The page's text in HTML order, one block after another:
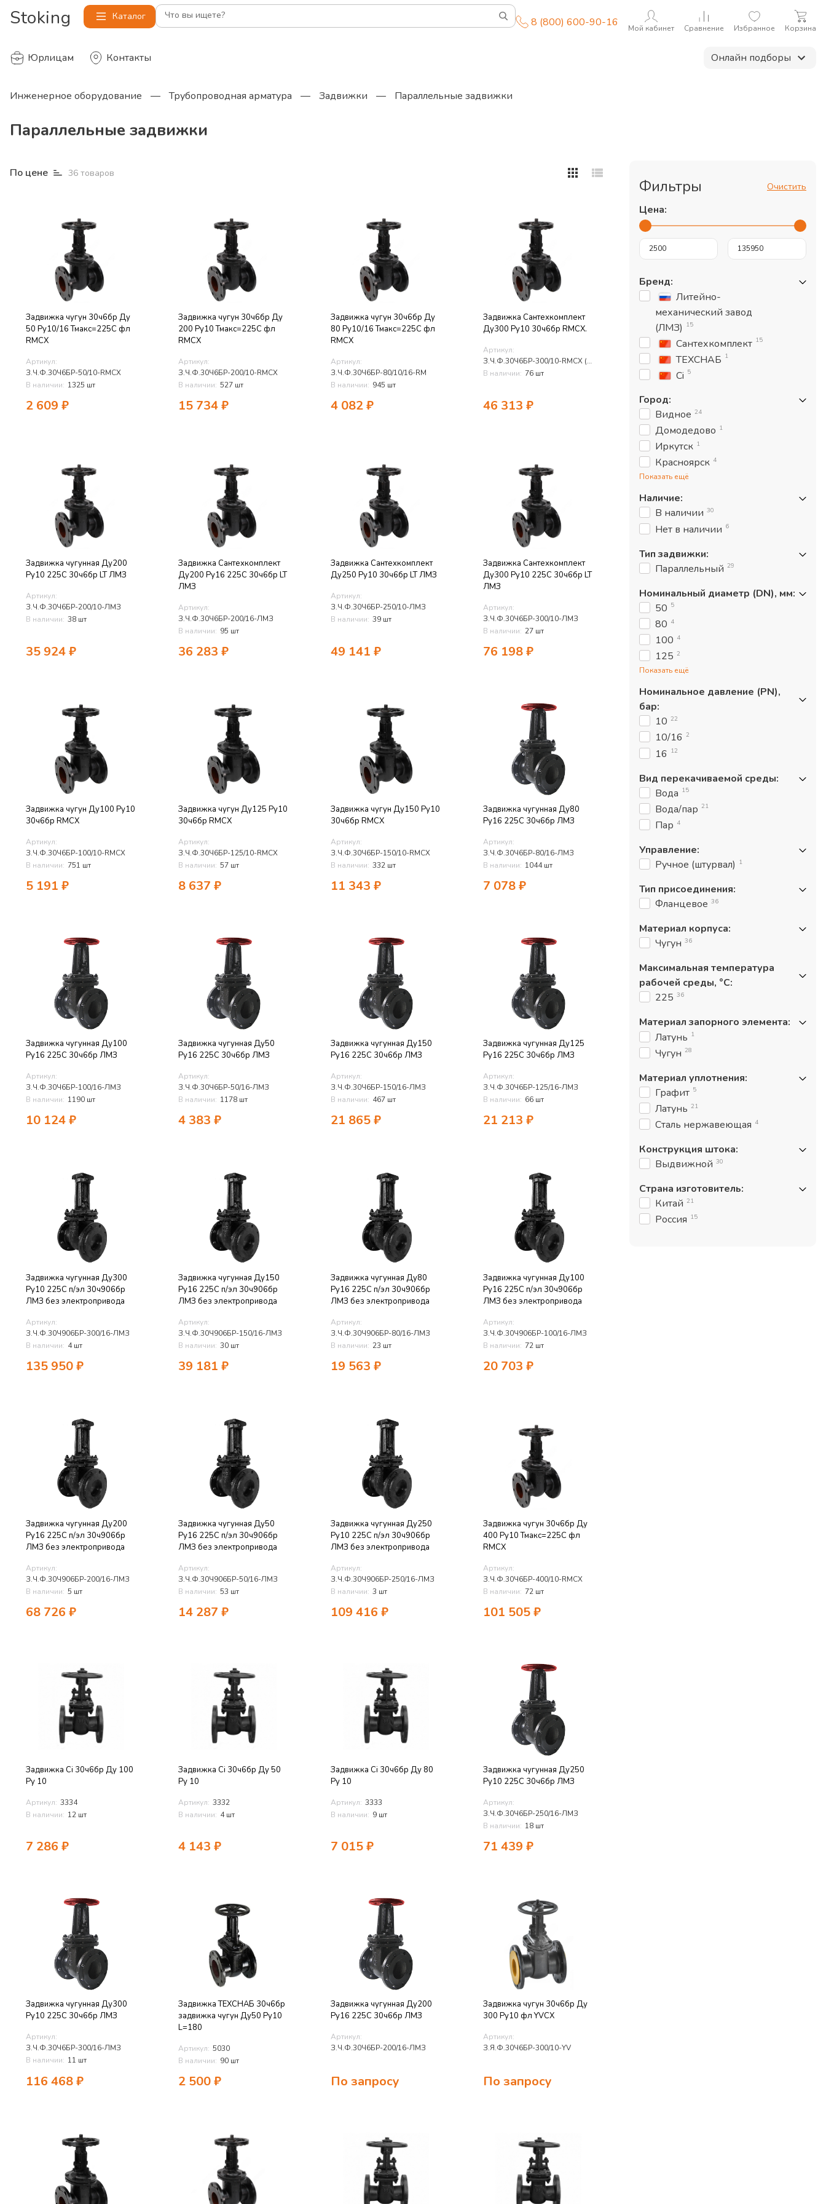
Stoking Каталог Что вы ищете? 8 (800) 600-90-16 Мой кабинет Сравнение Избранное Корзина
Юрлицам Контакты Онлайн подборы
Инженерное оборудование — Трубопроводная арматура — Задвижки — Параллельные задвижки
Параллельные задвижки
По цене 36 товаров
Задвижка чугун 30ч6бр Ду
50 Ру10/16 Тмакс=225C фл
RMCX
Артикул:
З.Ч.Ф.30Ч6БР-50/10-RMCX
В наличии: 1325 шт
2 609 ₽
Задвижка чугун 30ч6бр Ду
200 Ру10 Тмакс=225C фл
RMCX
Артикул:
З.Ч.Ф.30Ч6БР-200/10-RMCX
В наличии: 527 шт
15 734₽
Задвижка чугун 30ч6бр Ду
80 Ру10/16 Тмакс=225C фл
RMCX
Артикул:
З.Ч.Ф.30Ч6БР-80/10/16-RM
В наличии: 945 шт
4 082₽
Задвижка Сантехкомплект
Ду300 Ру10 30ч6бр RMCX.
Артикул:
З.Ч.Ф.30Ч6БР-300/10-RMCX (ОБЛЕГ)
В наличии: 76 шт
46 313 ₽
Задвижка чугунная Ду200
Ру10 225C 30ч6бр LT ЛМЗ
Артикул:
З.Ч.Ф.30Ч6БР-200/10-ЛМЗ
В наличии: 38 шт
35 924₽
Задвижка Сантехкомплект
Ду200 Ру16 225C 30ч6бр LT
ЛМЗ
Артикул:
З.Ч.Ф.30Ч6БР-200/16-ЛМЗ
В наличии: 95 шт
36 283 ₽
Задвижка Сантехкомплект
Ду250 Ру10 30ч6бр LT ЛМЗ
Артикул:
З.Ч.Ф.30Ч6БР-250/10-ЛМЗ
В наличии: 39 шт
49 141 ₽
Задвижка Сантехкомплект
Ду300 Ру10 225C 30ч6бр LT
ЛМЗ
Артикул:
З.Ч.Ф.30Ч6БР-300/10-ЛМЗ
В наличии: 27 шт
76 198₽
Задвижка чугун Ду100 Ру10
30ч6бр RMCX
Артикул:
З.Ч.Ф.30Ч6БР-100/10-RMCX
В наличии: 751 шт
5 191 ₽
Задвижка чугун Ду125 Ру10
30ч6бр RMCX
Артикул:
З.Ч.Ф.30Ч6БР-125/10-RMCX
В наличии: 57 шт
8 637 ₽
Задвижка чугун Ду150 Ру10
30ч6бр RMCX
Артикул:
З.Ч.Ф.30Ч6БР-150/10-RMCX
В наличии: 332 шт
11 343 ₽
Задвижка чугунная Ду80
Ру16 225C 30ч6бр ЛМЗ
Артикул:
З.Ч.Ф.30Ч6БР-80/16-ЛМЗ
В наличии: 1044 шт
7 078₽
Задвижка чугунная Ду100
Ру16 225C 30ч6бр ЛМЗ
Артикул:
З.Ч.Ф.30Ч6БР-100/16-ЛМЗ
В наличии: 1190 шт
10 124₽
Задвижка чугунная Ду50
Ру16 225C 30ч6бр ЛМЗ
Артикул:
З.Ч.Ф.30Ч6БР-50/16-ЛМЗ
В наличии: 1178 шт
4 383 ₽
Задвижка чугунная Ду150
Ру16 225C 30ч6бр ЛМЗ
Артикул:
З.Ч.Ф.30Ч6БР-150/16-ЛМЗ
В наличии: 467 шт
21 865₽
Задвижка чугунная Ду125
Ру16 225C 30ч6бр ЛМЗ
Артикул:
З.Ч.Ф.30Ч6БР-125/16-ЛМЗ
В наличии: 66 шт
21 213 ₽
Задвижка чугунная Ду300
Ру10 225C п/эл 30ч906бр
ЛМЗ без электропривода
Артикул:
З.Ч.Ф.30Ч906БР-300/16-ЛМЗ
В наличии: 4 шт
135 950₽
Задвижка чугунная Ду150
Ру16 225C п/эл 30ч906бр
ЛМЗ без электропривода
Артикул:
З.Ч.Ф.30Ч906БР-150/16-ЛМЗ
В наличии: 30 шт
39 181 ₽
Задвижка чугунная Ду80
Ру16 225C п/эл 30ч906бр
ЛМЗ без электропривода
Артикул:
З.Ч.Ф.30Ч906БР-80/16-ЛМЗ
В наличии: 23 шт
19 563 ₽
Задвижка чугунная Ду100
Ру16 225C п/эл 30ч906бр
ЛМЗ без электропривода
Артикул:
З.Ч.Ф.30Ч906БР-100/16-ЛМЗ
В наличии: 72 шт
20 703 ₽
Задвижка чугунная Ду200
Ру16 225C п/эл 30ч906бр
ЛМЗ без электропривода
Артикул:
З.Ч.Ф.30Ч906БР-200/16-ЛМЗ
В наличии: 5 шт
68 726 ₽
Задвижка чугунная Ду50
Ру16 225C п/эл 30ч906бр
ЛМЗ без электропривода
Артикул:
З.Ч.Ф.30Ч906БР-50/16-ЛМЗ
В наличии: 53 шт
14 287 ₽
Задвижка чугунная Ду250
Ру10 225C п/эл 30ч906бр
ЛМЗ без электропривода
Артикул:
З.Ч.Ф.30Ч906БР-250/16-ЛМЗ
В наличии: 3 шт
109 416 ₽
Задвижка чугун 30ч6бр Ду
400 Ру10 Тмакс=225C фл
RMCX
Артикул:
З.Ч.Ф.30Ч6БР-400/10-RMCX
В наличии: 72 шт
101 505₽
Задвижка Ci 30ч6бр Ду 100
Ру 10
Артикул: 3334
В наличии: 12 шт
7 286 ₽
Задвижка Ci 30ч6бр Ду 50
Ру 10
Артикул: 3332
В наличии: 4 шт
4 143 ₽
Задвижка Ci 30ч6бр Ду 80
Ру 10
Артикул: 3333
В наличии: 9 шт
7 015₽
Задвижка чугунная Ду250
Ру10 225C 30ч6бр ЛМЗ
Артикул:
З.Ч.Ф.30Ч6БР-250/16-ЛМЗ
В наличии: 18 шт
71 439 ₽
Задвижка чугунная Ду300
Ру10 225C 30ч6бр ЛМЗ
Артикул:
З.Ч.Ф.30Ч6БР-300/16-ЛМЗ
В наличии: 11 шт
116 468₽
Задвижка ТЕХСНАБ 30ч6бр
задвижка чугун Ду50 Ру10
L=180
Артикул: 5030
В наличии: 90 шт
2 500₽
Задвижка чугунная Ду200
Ру16 225C 30ч6бр ЛМЗ
Артикул:
З.Ч.Ф.30Ч6БР-200/16-ЛМЗ
По запросу
Задвижка чугун 30ч6бр Ду
300 Ру10 фл YVCX
Артикул:
З.Я.Ф.30Ч6БР-300/10-YV
По запросу
Фильтры Очистить
Цена:
Бренд:
Литейно-
механический завод
(ЛМЗ) 15
Сантехкомплект 15
ТЕХСНАБ 1
Ci 5
Город:
Видное 24
Домодедово 1
Иркутск 1
Красноярск 4
Показать ещё
Наличие:
В наличии 30
Нет в наличии 6
Тип задвижки:
Параллельный 29
Номинальный диаметр (DN), мм:
50 5
80 4
100 4
125 2
Показать ещё
Номинальное давление (PN),
бар:
10 22
10/16 2
16 12
Вид перекачиваемой среды:
Вода 15
Вода/пар 21
Пар 4
Управление:
Ручное (штурвал) 1
Тип присоединения:
Фланцевое 36
Материал корпуса:
Чугун 36
Максимальная температура
рабочей среды, °С:
225 36
Материал запорного элемента:
Латунь 1
Чугун 28
Материал уплотнения:
Графит 5
Латунь 21
Сталь нержавеющая 4
Конструкция штока:
Выдвижной 30
Страна изготовитель:
Китай 21
Россия 15